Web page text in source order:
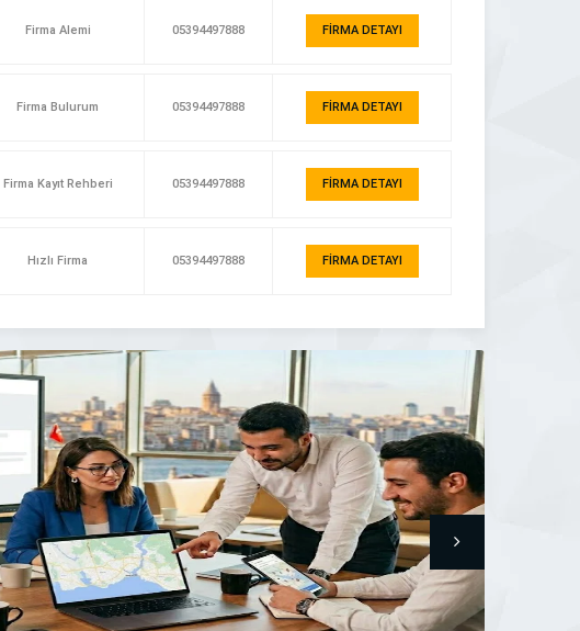
Firma Alemi 05394497888 FİRMA DETAYI
Firma Bulurum 05394497888 FİRMA DETAYI
Firma Kayıt Rehberi 05394497888 FİRMA DETAYI
Hızlı Firma 05394497888 FİRMA DETAYI